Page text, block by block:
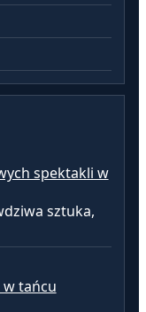
spektakli w
sztuka,
tańcu